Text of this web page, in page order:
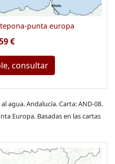
punta europa
€
consultar
agua. Andalucía. Carta: AND-08.
Europa. Basadas en las cartas